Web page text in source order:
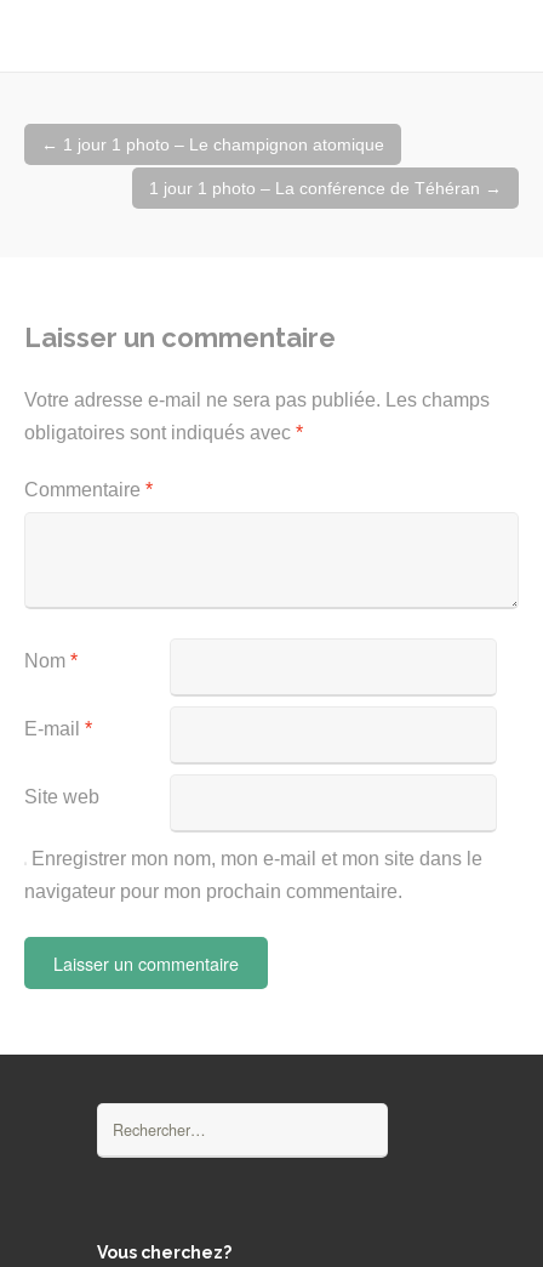
Navigation
de
l'article
← 1 jour 1 photo – Le champignon atomique
1 jour 1 photo – La conférence de Téhéran →
Laisser un commentaire
Votre adresse e-mail ne sera pas publiée. Les champs
obligatoires sont indiqués avec *
Commentaire *
Nom *
E-mail *
Site web
Enregistrer mon nom, mon e-mail et mon site dans le
navigateur pour mon prochain commentaire.
Vous cherchez?